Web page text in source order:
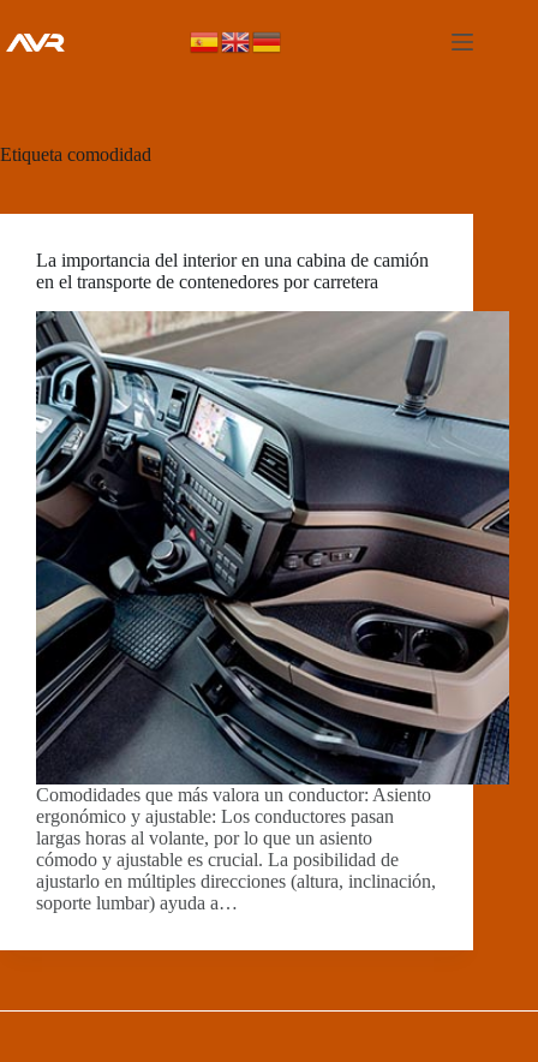
Etiqueta comodidad
La importancia del interior en una cabina de camión
en el transporte de contenedores por carretera
Comodidades que más valora un conductor: Asiento
ergonómico y ajustable: Los conductores pasan
largas horas al volante, por lo que un asiento
cómodo y ajustable es crucial. La posibilidad de
ajustarlo en múltiples direcciones (altura, inclinación,
soporte lumbar) ayuda a…